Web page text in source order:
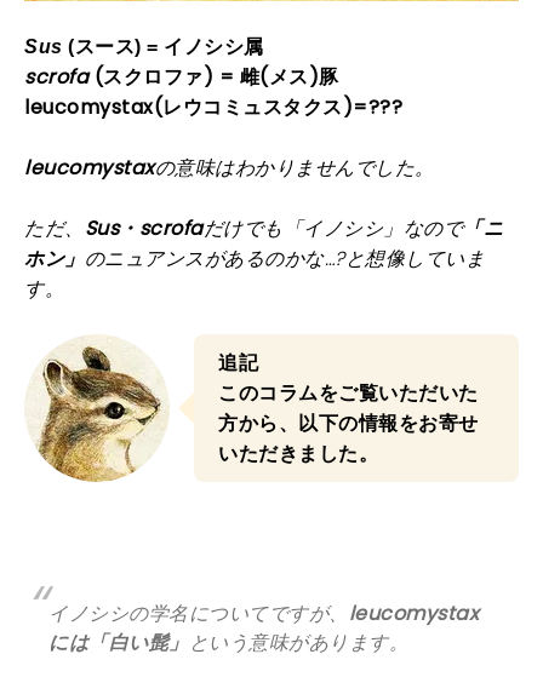
Sus (スース) = イノシシ属
scrofa(スクロファ) = 雌(メス)豚
leucomystax(レウコミュスタクス)=???
leucomystaxの意味はわかりませんでした。
ただ、 Sus・scrofaだけでも「イノシシ」なので「ニ
ホン」 のニュアンスがあるのかな…?と想像していま
す。
追記
このコラムをご覧いただいた
方から、以下の情報をお寄せ
いただきました。
イノシシの学名についてですが、 leucomystax
には「白い髭」 という意味があります。